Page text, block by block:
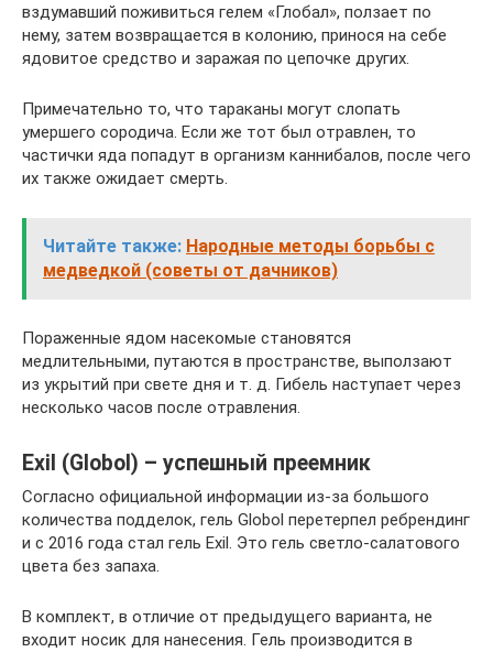
вздумавший поживиться гелем «Глобал», ползает по
нему, затем возвращается в колонию, принося на себе
ядовитое средство и заражая по цепочке других.
Примечательно то, что тараканы могут слопать
умершего сородича. Если же тот был отравлен, то
частички яда попадут в организм каннибалов, после чего
их также ожидает смерть.
Читайте также: Народные методы борьбы с
медведкой (советы от дачников)
Пораженные ядом насекомые становятся
медлительными, путаются в пространстве, выползают
из укрытий при свете дня и т. д. Гибель наступает через
несколько часов после отравления.
Exil (Globol) – успешный преемник
Согласно официальной информации из-за большого
количества подделок, гель Globol перетерпел ребрендинг
и с 2016 года стал гель Exil. Это гель светло-салатового
цвета без запаха.
В комплект, в отличие от предыдущего варианта, не
входит носик для нанесения. Гель производится в